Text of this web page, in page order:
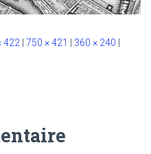
422 750 × 421 360 × 240